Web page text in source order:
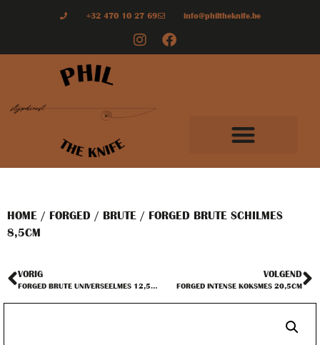
+32 470 10 27 69 info@philtheknife.be
HOME / FORGED / BRUTE / FORGED BRUTE SCHILMES
8,5CM
VORIG
FORGED BRUTE UNIVERSEELMES 12,5CM
VOLGEND
FORGED INTENSE KOKSMES 20,5CM